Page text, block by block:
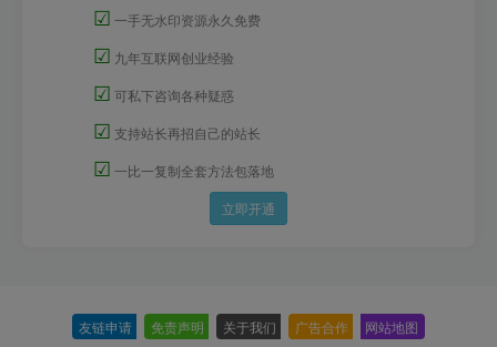
☑ 一手无水印资源永久免费
☑ 九年互联网创业经验
☑ 可私下咨询各种疑惑
☑ 支持站长再招自己的站长
☑ 一比一复制全套方法包落地
立即开通
友链申请 免责声明 关于我们 广告合作 网站地图